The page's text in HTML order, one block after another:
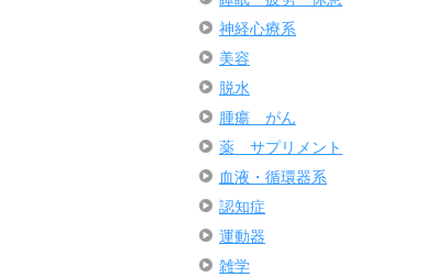
神経心療系
美容
脱水
腫瘍 がん
薬 サプリメント
血液・循環器系
認知症
運動器
雑学